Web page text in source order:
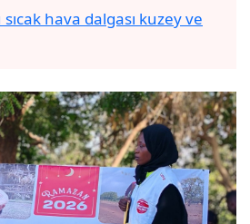
hava dalgası kuzey ve